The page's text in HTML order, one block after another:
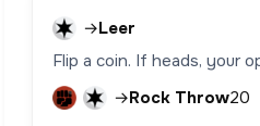
→Leer
Flip a coin. If heads, your
→Rock Throw20